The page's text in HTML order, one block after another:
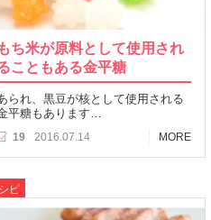
もち米が原料として使用され
こともある金平糖
られ、黒豆が核として使用される
平糖もあります…
19 2016.07.14 MORE
ピ